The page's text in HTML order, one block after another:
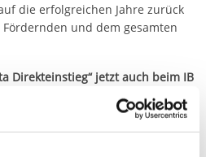
die erfolgreichen Jahre zurück
und dem gesamten
Direkteinstieg“ jetzt auch beim IB
Kita“ ist eine wichtige
von qualifizierten Fachkräften.
verkürzte Ausbildung